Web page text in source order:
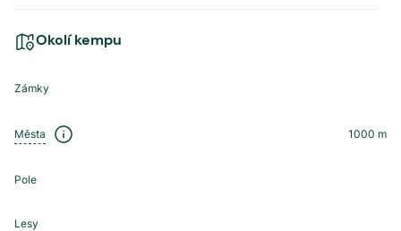
Okolí kempu
Zámky
Města 1000 m
Pole
Lesy